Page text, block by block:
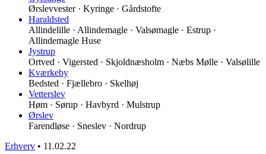
Ørslevvester · Kyringe · Gårdstofte
Haraldsted
Allindelille · Allindemagle · Valsømagle · Estrup ·
Allindemagle Huse
Jystrup
Ortved · Vigersted · Skjoldnæsholm · Næbs Mølle · Valsølille
Kværkeby
Bedsted · Fjællebro · Skelhøj
Vetterslev
Høm · Sørup · Havbyrd · Mulstrup
Ørslev
Farendløse · Sneslev · Nordrup
Erhverv • 11.02.22